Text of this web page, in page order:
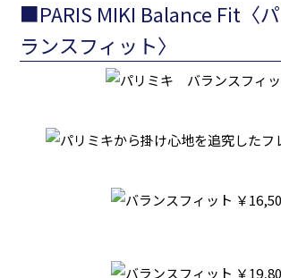
■PARIS MIKI Balance Fit〈
ランスフィット〉